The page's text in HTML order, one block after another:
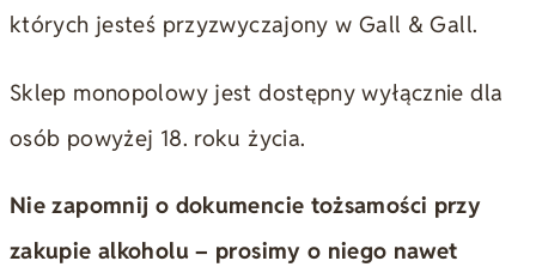
których jesteś przyzwyczajony w Gall & Gall.
Sklep monopolowy jest dostępny wyłącznie dla
osób powyżej 18. roku życia.
Nie zapomnij o dokumencie tożsamości przy
zakupie alkoholu – prosimy o niego nawet